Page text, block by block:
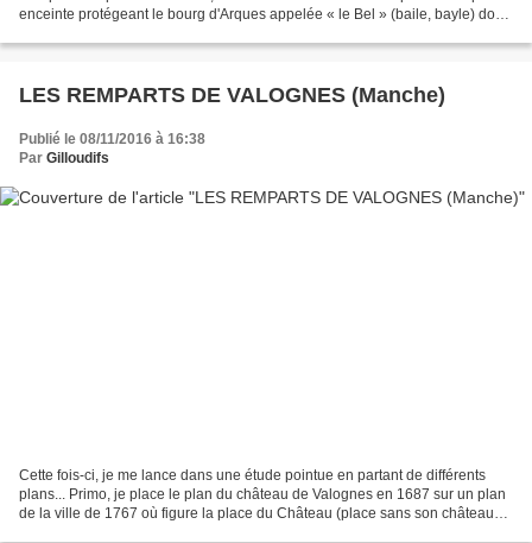
enceinte protégeant le bourg d'Arques appelée « le Bel » (baile, bayle) dont
LES REMPARTS DE VALOGNES (Manche)
Publié le 08/11/2016 à 16:38
Par Gilloudifs
Cette fois-ci, je me lance dans une étude pointue en partant de différents
plans... Primo, je place le plan du château de Valognes en 1687 sur un plan
de la ville de 1767 où figure la place du Château (place sans son château